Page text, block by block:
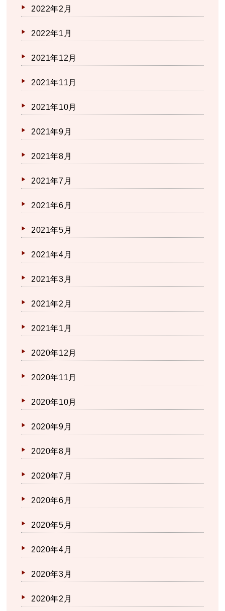
2022年2月
2022年1月
2021年12月
2021年11月
2021年10月
2021年9月
2021年8月
2021年7月
2021年6月
2021年5月
2021年4月
2021年3月
2021年2月
2021年1月
2020年12月
2020年11月
2020年10月
2020年9月
2020年8月
2020年7月
2020年6月
2020年5月
2020年4月
2020年3月
2020年2月